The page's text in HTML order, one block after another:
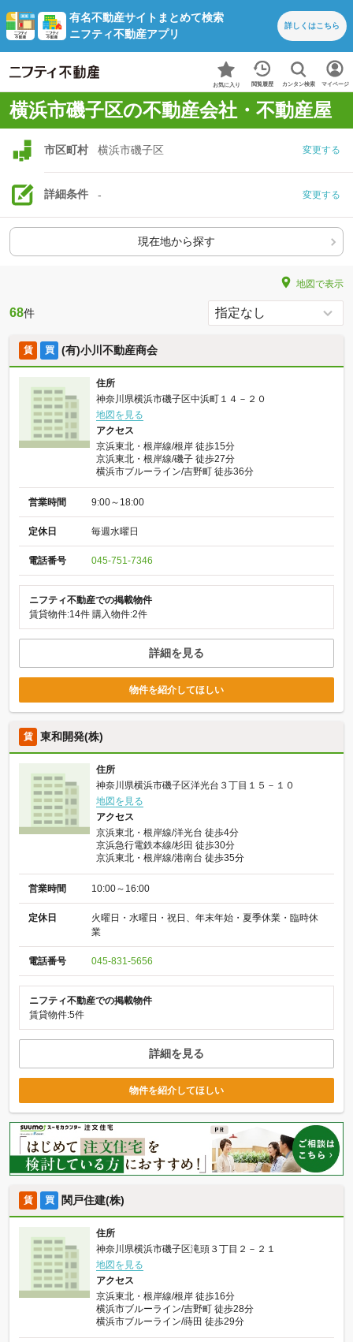
有名不動産サイトまとめて検索
ニフティ不動産アプリ
詳しくはこちら
お気に入り 閲覧履歴 カンタン検索 マイページ
横浜市磯子区の不動産会社・不動産屋
市区町村 横浜市磯子区 変更する
詳細条件 - 変更する
現在地から探す
地図で表示
68件
賃 買 (有)小川不動産商会
住所
神奈川県横浜市磯子区中浜町１４－２０
地図を見る
アクセス
京浜東北・根岸線/根岸 徒歩15分
京浜東北・根岸線/磯子 徒歩27分
横浜市ブルーライン/吉野町 徒歩36分
営業時間 9:00～18:00
定休日 毎週水曜日
電話番号 045-751-7346
ニフティ不動産での掲載物件
賃貸物件:14件 購入物件:2件
詳細を見る
物件を紹介してほしい
賃 東和開発(株)
住所
神奈川県横浜市磯子区洋光台３丁目１５－１０
地図を見る
アクセス
京浜東北・根岸線/洋光台 徒歩4分
京浜急行電鉄本線/杉田 徒歩30分
京浜東北・根岸線/港南台 徒歩35分
営業時間 10:00～16:00
定休日
火曜日・水曜日・祝日、年末年始・夏季休業・臨時休
業
電話番号 045-831-5656
ニフティ不動産での掲載物件
賃貸物件:5件
詳細を見る
物件を紹介してほしい
賃 買 関戸住建(株)
住所
神奈川県横浜市磯子区滝頭３丁目２－２１
地図を見る
アクセス
京浜東北・根岸線/根岸 徒歩16分
横浜市ブルーライン/吉野町 徒歩28分
横浜市ブルーライン/蒔田 徒歩29分